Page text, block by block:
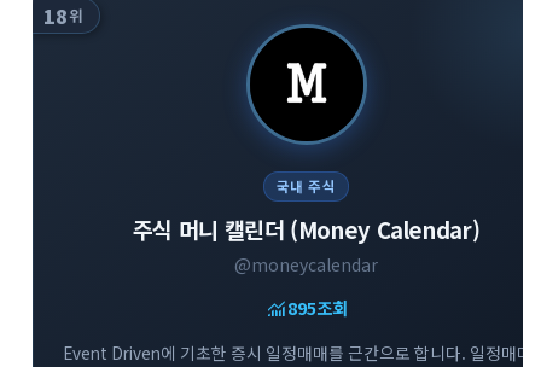
18위
국내 주식
주식 머니 캘린더 (Money Calendar)
@moneycalendar
monitoring895조회
Event Driven에 기초한 증시 일정매매를 근간으로 합니다. 일정매매